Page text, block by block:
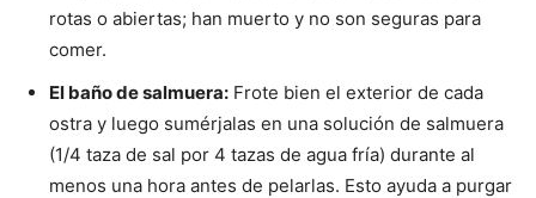
rotas o abiertas; han muerto y no son seguras para
comer.
El baño de salmuera: Frote bien el exterior de cada
ostra y luego sumérjalas en una solución de salmuera
(1/4 taza de sal por 4 tazas de agua fría) durante al
menos una hora antes de pelarlas. Esto ayuda a purgar